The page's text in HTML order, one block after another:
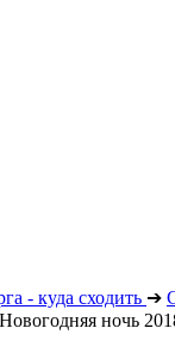
- куда сходить ➔
Новогодняя ночь